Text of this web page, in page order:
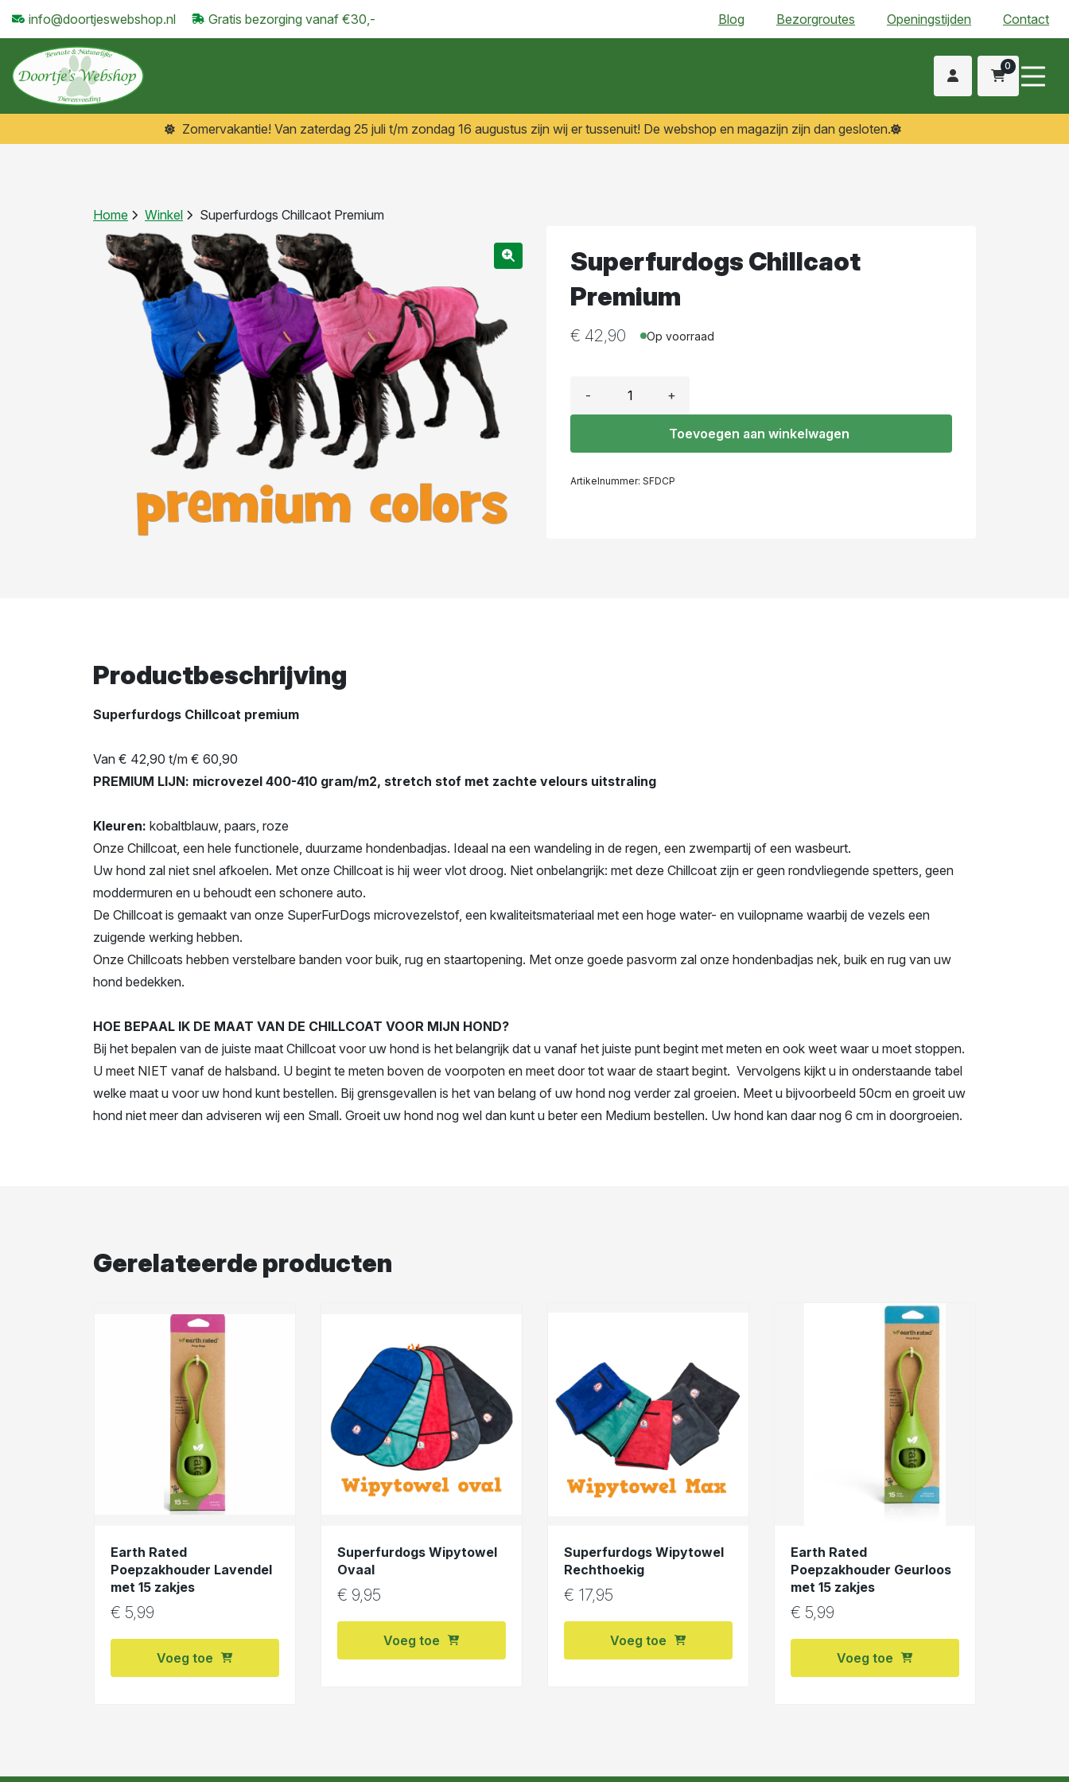
info@doortjeswebshop.nl Gratis bezorging vanaf €30,- Blog Bezorgroutes Openingstijden Contact
0
Zomervakantie! Van zaterdag 25 juli t/m zondag 16 augustus zijn wij er tussenuit! De webshop en magazijn zijn dan gesloten.
Home Winkel Superfurdogs Chillcaot Premium
Superfurdogs Chillcaot
Premium
€ 42,90 Op voorraad
- +
Toevoegen aan winkelwagen
Artikelnummer: SFDCP
Productbeschrijving
Superfurdogs Chillcoat premium
Van € 42,90 t/m € 60,90
PREMIUM LIJN: microvezel 400-410 gram/m2, stretch stof met zachte velours uitstraling
Kleuren: kobaltblauw, paars, roze
Onze Chillcoat, een hele functionele, duurzame hondenbadjas. Ideaal na een wandeling in de regen, een zwempartij of een wasbeurt.
Uw hond zal niet snel afkoelen. Met onze Chillcoat is hij weer vlot droog. Niet onbelangrijk: met deze Chillcoat zijn er geen rondvliegende spetters, geen
moddermuren en u behoudt een schonere auto.
De Chillcoat is gemaakt van onze SuperFurDogs microvezelstof, een kwaliteitsmateriaal met een hoge water- en vuilopname waarbij de vezels een
zuigende werking hebben.
Onze Chillcoats hebben verstelbare banden voor buik, rug en staartopening. Met onze goede pasvorm zal onze hondenbadjas nek, buik en rug van uw
hond bedekken.
HOE BEPAAL IK DE MAAT VAN DE CHILLCOAT VOOR MIJN HOND?
Bij het bepalen van de juiste maat Chillcoat voor uw hond is het belangrijk dat u vanaf het juiste punt begint met meten en ook weet waar u moet stoppen.
U meet NIET vanaf de halsband. U begint te meten boven de voorpoten en meet door tot waar de staart begint. Vervolgens kijkt u in onderstaande tabel
welke maat u voor uw hond kunt bestellen. Bij grensgevallen is het van belang of uw hond nog verder zal groeien. Meet u bijvoorbeeld 50cm en groeit uw
hond niet meer dan adviseren wij een Small. Groeit uw hond nog wel dan kunt u beter een Medium bestellen. Uw hond kan daar nog 6 cm in doorgroeien.
Gerelateerde producten
Earth Rated
Poepzakhouder Lavendel
met 15 zakjes
€ 5,99
Voeg toe
Superfurdogs Wipytowel
Ovaal
€ 9,95
Voeg toe
Superfurdogs Wipytowel
Rechthoekig
€ 17,95
Voeg toe
Earth Rated
Poepzakhouder Geurloos
met 15 zakjes
€ 5,99
Voeg toe